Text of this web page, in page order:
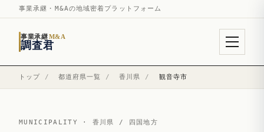
事業承継・M&Aの地域密着プラットフォーム
事業承継M&A
調査君
トップ / 都道府県一覧 / 香川県 / 観音寺市
MUNICIPALITY · 香川県 / 四国地方